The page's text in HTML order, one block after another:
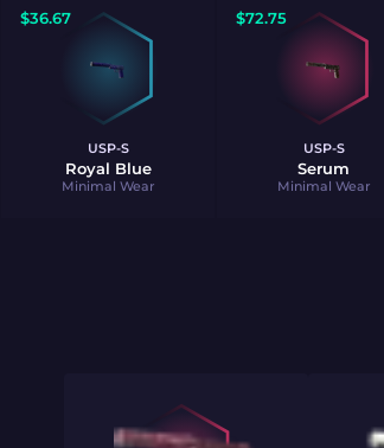
$36.67
USP-S
Royal Blue
Minimal Wear
$72.75
USP-S
Serum
Minimal Wear